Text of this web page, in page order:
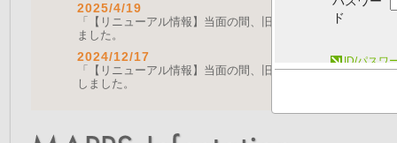
2025/4/19
「【リニューアル情報】当面の間、旧画面をご利用いただ
ました。
2024/12/17
「【リニューアル情報】当面の間、旧画面をご利用いただ
しました。
ド
ID/パスワ